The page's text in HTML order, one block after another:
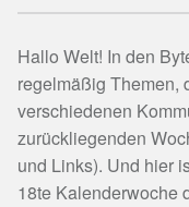
Hallo Welt! In den
regelmäßig Themen,
verschiedenen
zurückliegenden
und Links). Und hier
18te Kalenderwoche